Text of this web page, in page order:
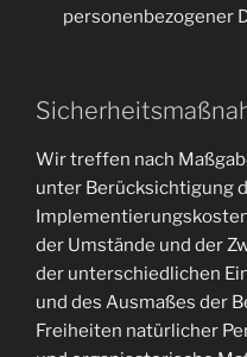
personenbezogener
Wir treffen nach
unter Berücksichtigung
der Umstände und der
der unterschiedlichen
und des Ausmaßes der
Freiheiten natürlicher